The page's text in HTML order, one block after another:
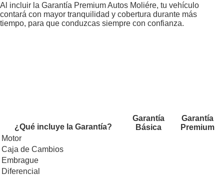
Al incluir la Garantía Premium Autos Moliére, tu vehículo
contará con mayor tranquilidad y cobertura durante más
tiempo, para que conduzcas siempre con confianza.
¿Qué incluye la Garantía?
Garantía
Básica
Garantía
Premium
Motor
Caja de Cambios
Embrague
Diferencial